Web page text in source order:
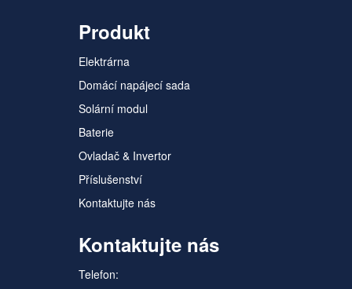
Produkt
Elektrárna
Domácí napájecí sada
Solární modul
Baterie
Ovladač & Invertor
Příslušenství
Kontaktujte nás
Kontaktujte nás
Telefon: